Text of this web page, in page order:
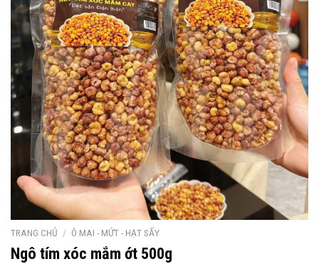
TRANG CHỦ / Ô MAI - MỨT - HẠT SẤY
Ngô tím xóc mắm ớt 500g